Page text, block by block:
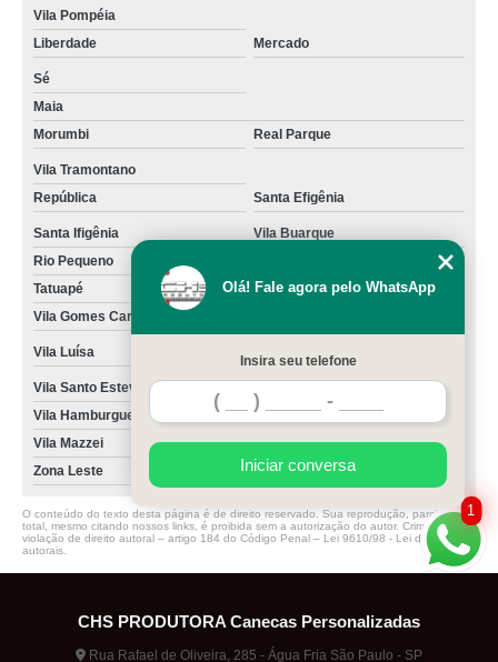
Vila Pompéia
Liberdade
Mercado
Sé
Maia
Morumbi
Real Parque
Vila Tramontano
República
Santa Efigênia
Santa Ifigênia
Vila Buarque
Rio Pequeno
Tatuapé
Vila Gomes Cardim
Vila Luísa Vila Moreira
Vila Santo Estevão
Vila Hamburguesa
Vila Leopoldina
Vila Mazzei
Zona Leste
O conteúdo do texto desta página é de direito reservado. Sua reprodução, parcial ou
total, mesmo citando nossos links, é proibida sem a autorização do autor. Crime de
violação de direito autoral – artigo 184 do Código Penal – Lei 9610/98 - Lei de direitos
autorais
CHS PRODUTORA Canecas Personalizadas
Rua Rafael de Oliveira, 285 - Água Fria São Paulo - SP
1
Olá! Fale agora pelo WhatsApp
Insira seu telefone
Iniciar conversa